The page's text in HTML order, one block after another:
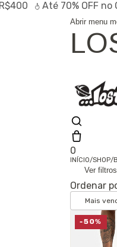
Até70% OFFno Outlet
Abrir menu
0
INÍCIO/SHOP/
Ver filtros
Ordenar
-50%